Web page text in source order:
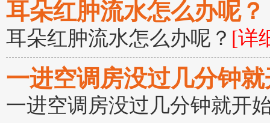
耳朵红肿流水怎么办呢？
耳朵红肿流水怎么办呢？ [详
一进空调房没过几分钟
一进空调房没过几分钟就开